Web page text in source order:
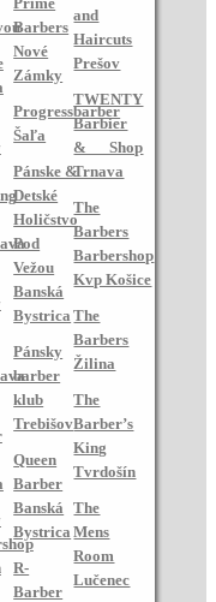
Barbers
Nové
Zámky
Progressbarber
Šaľa
Pánske &
Detské
Holičstvo
Pod
Vežou
Banská
Bystrica
Pánsky
barber
klub
Trebišov
Queen
Barber
Banská
Bystrica
R-
Barber
and
Haircuts
Prešov
TWENTY
Barbier
& Shop
Trnava
The
Barbers
Barbershop
Kvp Košice
The
Barbers
Žilina
The
Barber’s
King
Tvrdošín
The
Mens
Room
Lučenec